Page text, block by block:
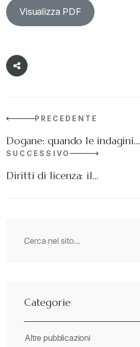
Visualizza PDF
PRECEDENTE
Dogane: quando le indagini…
SUCCESSIVO
Diritti di licenza: il…
Categorie
Altre pubblicazioni